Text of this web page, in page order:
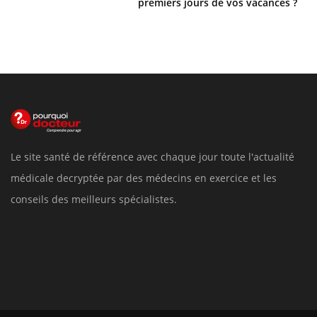
Le site santé de référence avec chaque jour toute l'actualité
médicale decryptée par des médecins en exercice et les
conseils des meilleurs spécialistes.